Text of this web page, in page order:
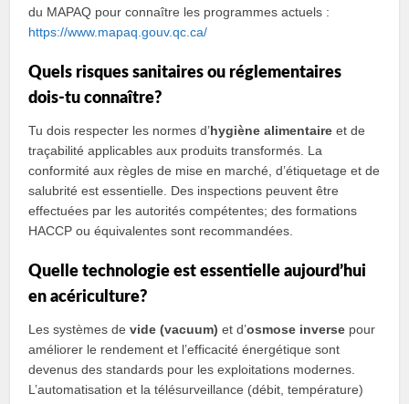
du MAPAQ pour connaître les programmes actuels :
https://www.mapaq.gouv.qc.ca/
Quels risques sanitaires ou réglementaires
dois‑tu connaître?
Tu dois respecter les normes d’hygiène alimentaire et de
traçabilité applicables aux produits transformés. La
conformité aux règles de mise en marché, d’étiquetage et de
salubrité est essentielle. Des inspections peuvent être
effectuées par les autorités compétentes; des formations
HACCP ou équivalentes sont recommandées.
Quelle technologie est essentielle aujourd’hui
en acériculture?
Les systèmes devide (vacuum) et d’osmose inverse pour
améliorer le rendement et l’efficacité énergétique sont
devenus des standards pour les exploitations modernes.
L’automatisation et la télésurveillance (débit, température)